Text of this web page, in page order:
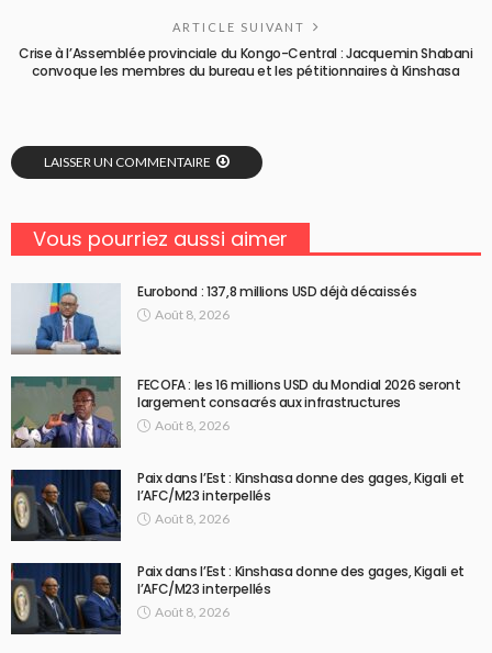
ARTICLE SUIVANT
Crise à l’Assemblée provinciale du Kongo-Central : Jacquemin Shabani
convoque les membres du bureau et les pétitionnaires à Kinshasa
LAISSER UN COMMENTAIRE
Vous pourriez aussi aimer
Eurobond : 137,8 millions USD déjà décaissés
Août 8, 2026
FECOFA : les 16 millions USD du Mondial 2026 seront
largement consacrés aux infrastructures
Août 8, 2026
Paix dans l’Est : Kinshasa donne des gages, Kigali et
l’AFC/M23 interpellés
Août 8, 2026
Paix dans l’Est : Kinshasa donne des gages, Kigali et
l’AFC/M23 interpellés
Août 8, 2026